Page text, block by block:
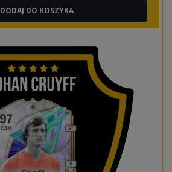
DODAJ DO KOSZYKA